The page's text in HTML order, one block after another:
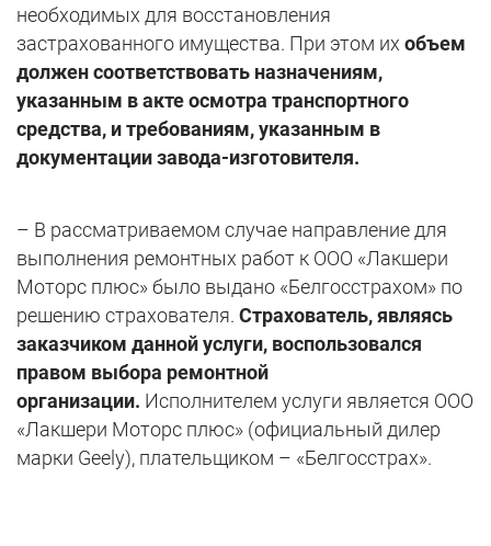
необходимых для восстановления
застрахованного имущества. При этом их объем
должен соответствовать назначениям,
указанным в акте осмотра транспортного
средства, и требованиям, указанным в
документации завода-изготовителя.
– В рассматриваемом случае направление для
выполнения ремонтных работ к ООО «Лакшери
Моторс плюс» было выдано «Белгосстрахом» по
решению страхователя. Страхователь, являясь
заказчиком данной услуги, воспользовался
правом выбора ремонтной
организации. Исполнителем услуги является ООО
«Лакшери Моторс плюс» (официальный дилер
марки Geely), плательщиком – «Белгосстрах».